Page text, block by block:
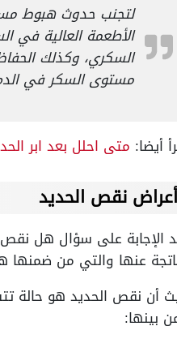
لتجنب حدوث هبوط
الأطعمة العالية في
السكري، وكذلك
مستوى السكر في
أيضا: متى احلل بعد ابر
أعراض نقص الحديد
الإجابة على سؤال هل
عنها والتي من ضمنها
أن نقص الحديد هو حالة
بينها: